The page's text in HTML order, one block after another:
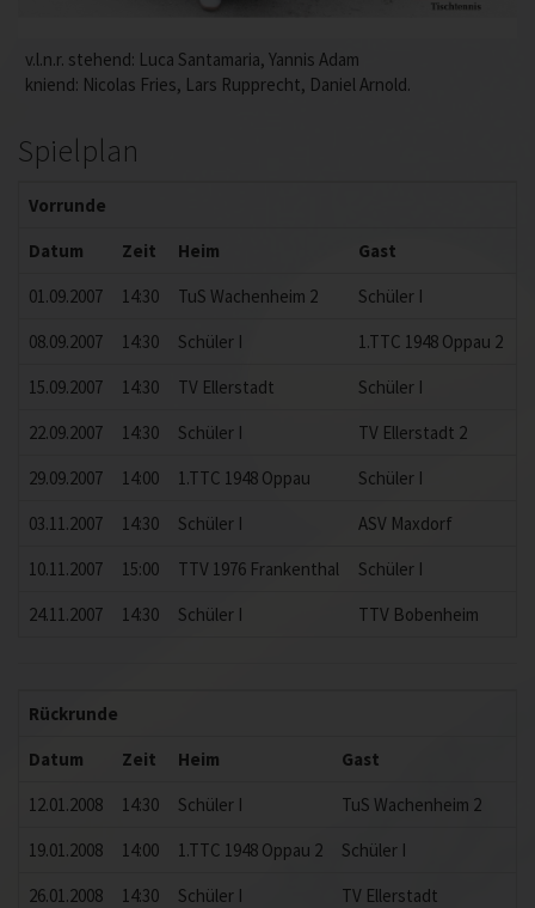
v.l.n.r. stehend: Luca Santamaria, Yannis Adam
kniend: Nicolas Fries, Lars Rupprecht, Daniel Arnold.
Spielplan
Vorrunde
Datum
Zeit Heim Gast
01.09.2007
14:30 TuS Wachenheim 2 Schüler I
08.09.2007
14:30 Schüler I
1.TTC 1948 Oppau 2
15.09.2007
14:30 TV Ellerstadt Schüler I
22.09.2007
14:30 Schüler I
TV Ellerstadt 2
29.09.2007
14:00 1.TTC 1948 Oppau Schüler I
03.11.2007
14:30 Schüler I ASV Maxdorf
10.11.2007
15:00 TTV 1976 Frankenthal Schüler I
24.11.2007
14:30 Schüler I TTV Bobenheim
Rückrunde
Datum
Zeit Heim Gast
12.01.2008
14:30 Schüler I TuS Wachenheim 2
19.01.2008
14:00 1.TTC 1948 Oppau 2
Schüler I
26.01.2008
14:30 Schüler I TV Ellerstadt